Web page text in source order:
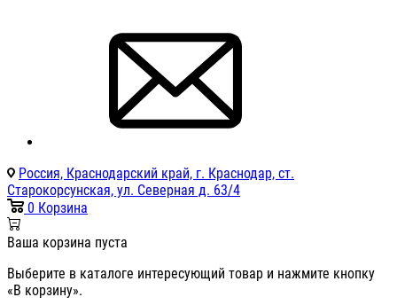
Россия, Краснодарский край, г. Краснодар, ст.
Старокорсунская, ул. Северная д. 63/4
0 Корзина
Ваша корзина пуста
Выберите в каталоге интересующий товар и нажмите кнопку
«В корзину».